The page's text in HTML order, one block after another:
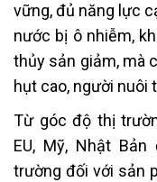
vững, đủ năng lực
nước bị ô nhiễm,
thủy sản giảm, mà
hụt cao, người nuôi
Từ góc độ thị
EU, Mỹ, Nhật
trường đối với sản